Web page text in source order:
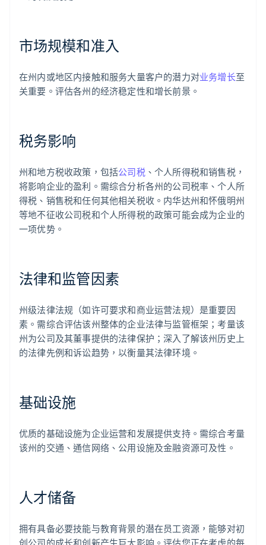
市场规模和准入
在州内或地区内接触和服务大量客户的潜力对业务增长至
关重要。评估各州的经济稳定性和增长前景。
税务影响
州和地方税收政策，包括公司税、个人所得税和销售税，
将影响企业的盈利。需综合分析各州的公司税率、个人所
得税、销售税和任何其他相关税收。内华达州和怀俄明州
等地不征收公司税和个人所得税的政策可能会成为企业的
一项优势。
法律和监管因素
州级法律法规（如许可要求和商业运营法规）是重要因
素。需综合评估该州整体的企业法律与监管框架；考量该
州为公司及其董事提供的法律保护；深入了解该州历史上
的法律先例和诉讼趋势，以衡量其法律环境。
基础设施
优质的基础设施为企业运营和发展提供支持。需综合考量
该州的交通、通信网络、公用设施及金融资源可及性。
人才储备
拥有具备必要技能与教育背景的潜在员工资源，能够对初